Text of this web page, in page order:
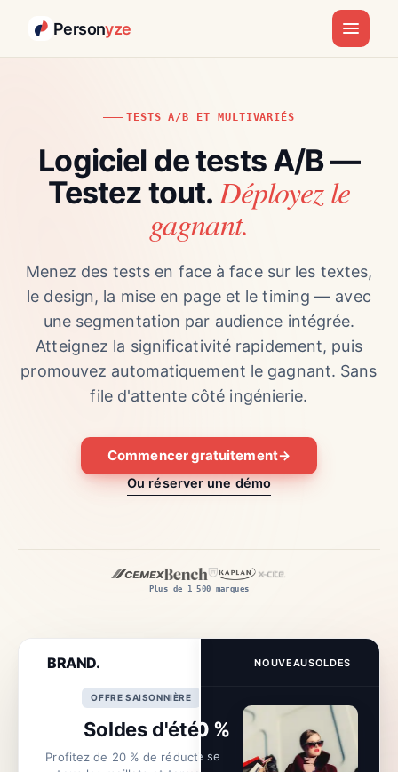
Personyze
TESTS A/B ET MULTIVARIÉS
Logiciel de tests A/B —
Testez tout.Déployez le
gagnant.
Menez des tests en face à face sur les textes,
le design, la mise en page et le timing — avec
une segmentation par audience intégrée.
Atteignez la significativité rapidement, puis
promouvez automatiquement le gagnant. Sans
file d'attente côté ingénierie.
Commencer gratuitement→
Ou réserver une démo
Plus de 1 500 marques
BRAND. NOUVEAUSOLDES
OFFRE SAISONNIÈRE
Soldes d'été
Profitez de 20 % de réduction sur
BRAND. NOUVEAUSOLDES
⚡ ENDING SOON
Vente flash : -50 %
Tout à moitié prix. L'offre se